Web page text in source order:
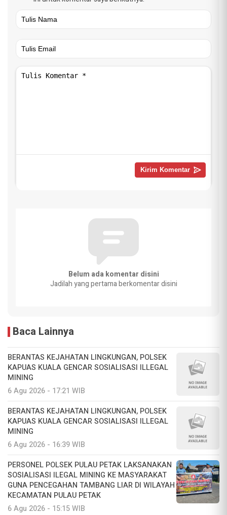
Belum ada komentar disini
Jadilah yang pertama berkomentar disini
Baca Lainnya
BERANTAS KEJAHATAN LINGKUNGAN, POLSEK
KAPUAS KUALA GENCAR SOSIALISASI ILLEGAL
MINING
6 Agu 2026 - 17:21 WIB
BERANTAS KEJAHATAN LINGKUNGAN, POLSEK
KAPUAS KUALA GENCAR SOSIALISASI ILLEGAL
MINING
6 Agu 2026 - 16:39 WIB
PERSONEL POLSEK PULAU PETAK LAKSANAKAN
SOSIALISASI ILEGAL MINING KE MASYARAKAT
GUNA PENCEGAHAN TAMBANG LIAR DI WILAYAH
KECAMATAN PULAU PETAK
6 Agu 2026 - 15:15 WIB